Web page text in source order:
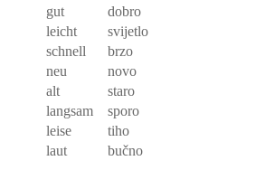
gut
dobro
leicht
svijetlo
schnell
brzo
neu
novo
alt
staro
langsam
sporo
leise
tiho
laut
bučno